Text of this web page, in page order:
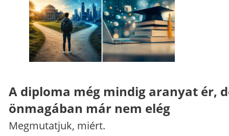
A diploma még mindig aranyat ér,
önmagában már nem elég
Megmutatjuk, miért.